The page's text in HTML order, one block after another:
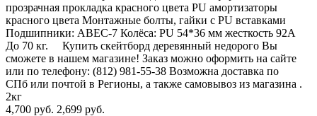
прозрачная прокладка красного цвета PU амортизаторы
красного цвета Монтажные болты, гайки с PU вставками
Подшипники: ABEC-7 Колёса: PU 54*36 мм жесткость 92А
До 70 кг. Купить скейтборд деревянный недорого Вы
сможете в нашем магазине! Заказ можно оформить на сайте
или по телефону: (812) 981-55-38 Возможна доставка по
СПб или почтой в Регионы, а также самовывоз из магазина .
2кг
4,700 руб. 2,699 руб.